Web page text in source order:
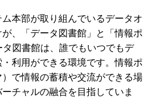
本部が取り組んでいるデータオ
、「データ図書館」と「情報ポ
図書館は、誰でもいつでもデ
利用ができる環境です。情報ポ
で情報の蓄積や交流ができる場
チャルの融合を目指していま